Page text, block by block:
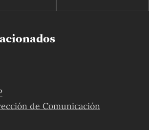
de Comunicación